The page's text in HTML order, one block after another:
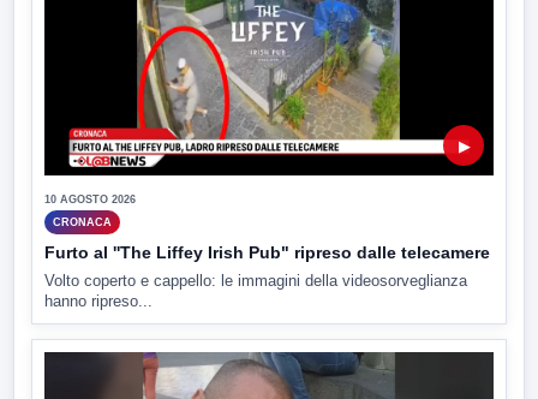
▶
10 AGOSTO 2026
CRONACA
Furto al ''The Liffey Irish Pub" ripreso dalle telecamere
Volto coperto e cappello: le immagini della videosorveglianza
hanno ripreso...